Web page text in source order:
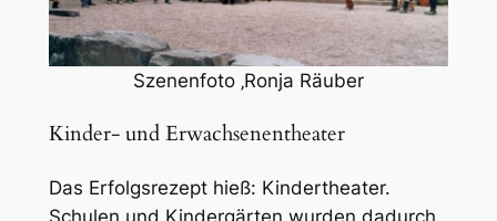
Szenenfoto ‚Ronja Räuber
Kinder- und Erwachsenentheater
Das Erfolgsrezept hieß: Kindertheater.